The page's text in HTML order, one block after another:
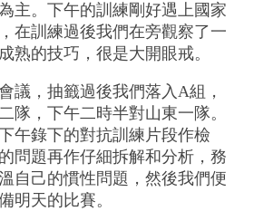
主。下午的訓練剛好遇上國家
在訓練過後我們在旁觀察了一
熟的技巧，很是大開眼戒。
議，抽籤過後我們落入A組，
隊，下午二時半對山東一隊。
午錄下的對抗訓練片段作檢
問題再作仔細拆解和分析，務
自己的慣性問題，然後我們便
明天的比賽。